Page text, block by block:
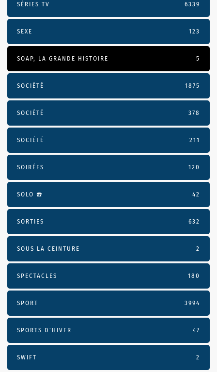
SÉRIES TV 6339
SEXE 123
SOAP, LA GRANDE HISTOIRE 5
SOCIÉTÉ 1875
SOCIÉTÉ 378
SOCIÉTÉ 211
SOIRÉES 120
SOLO ☎️ 42
SORTIES 632
SOUS LA CEINTURE 2
SPECTACLES 180
SPORT 3994
SPORTS D'HIVER 47
SWIFT 2